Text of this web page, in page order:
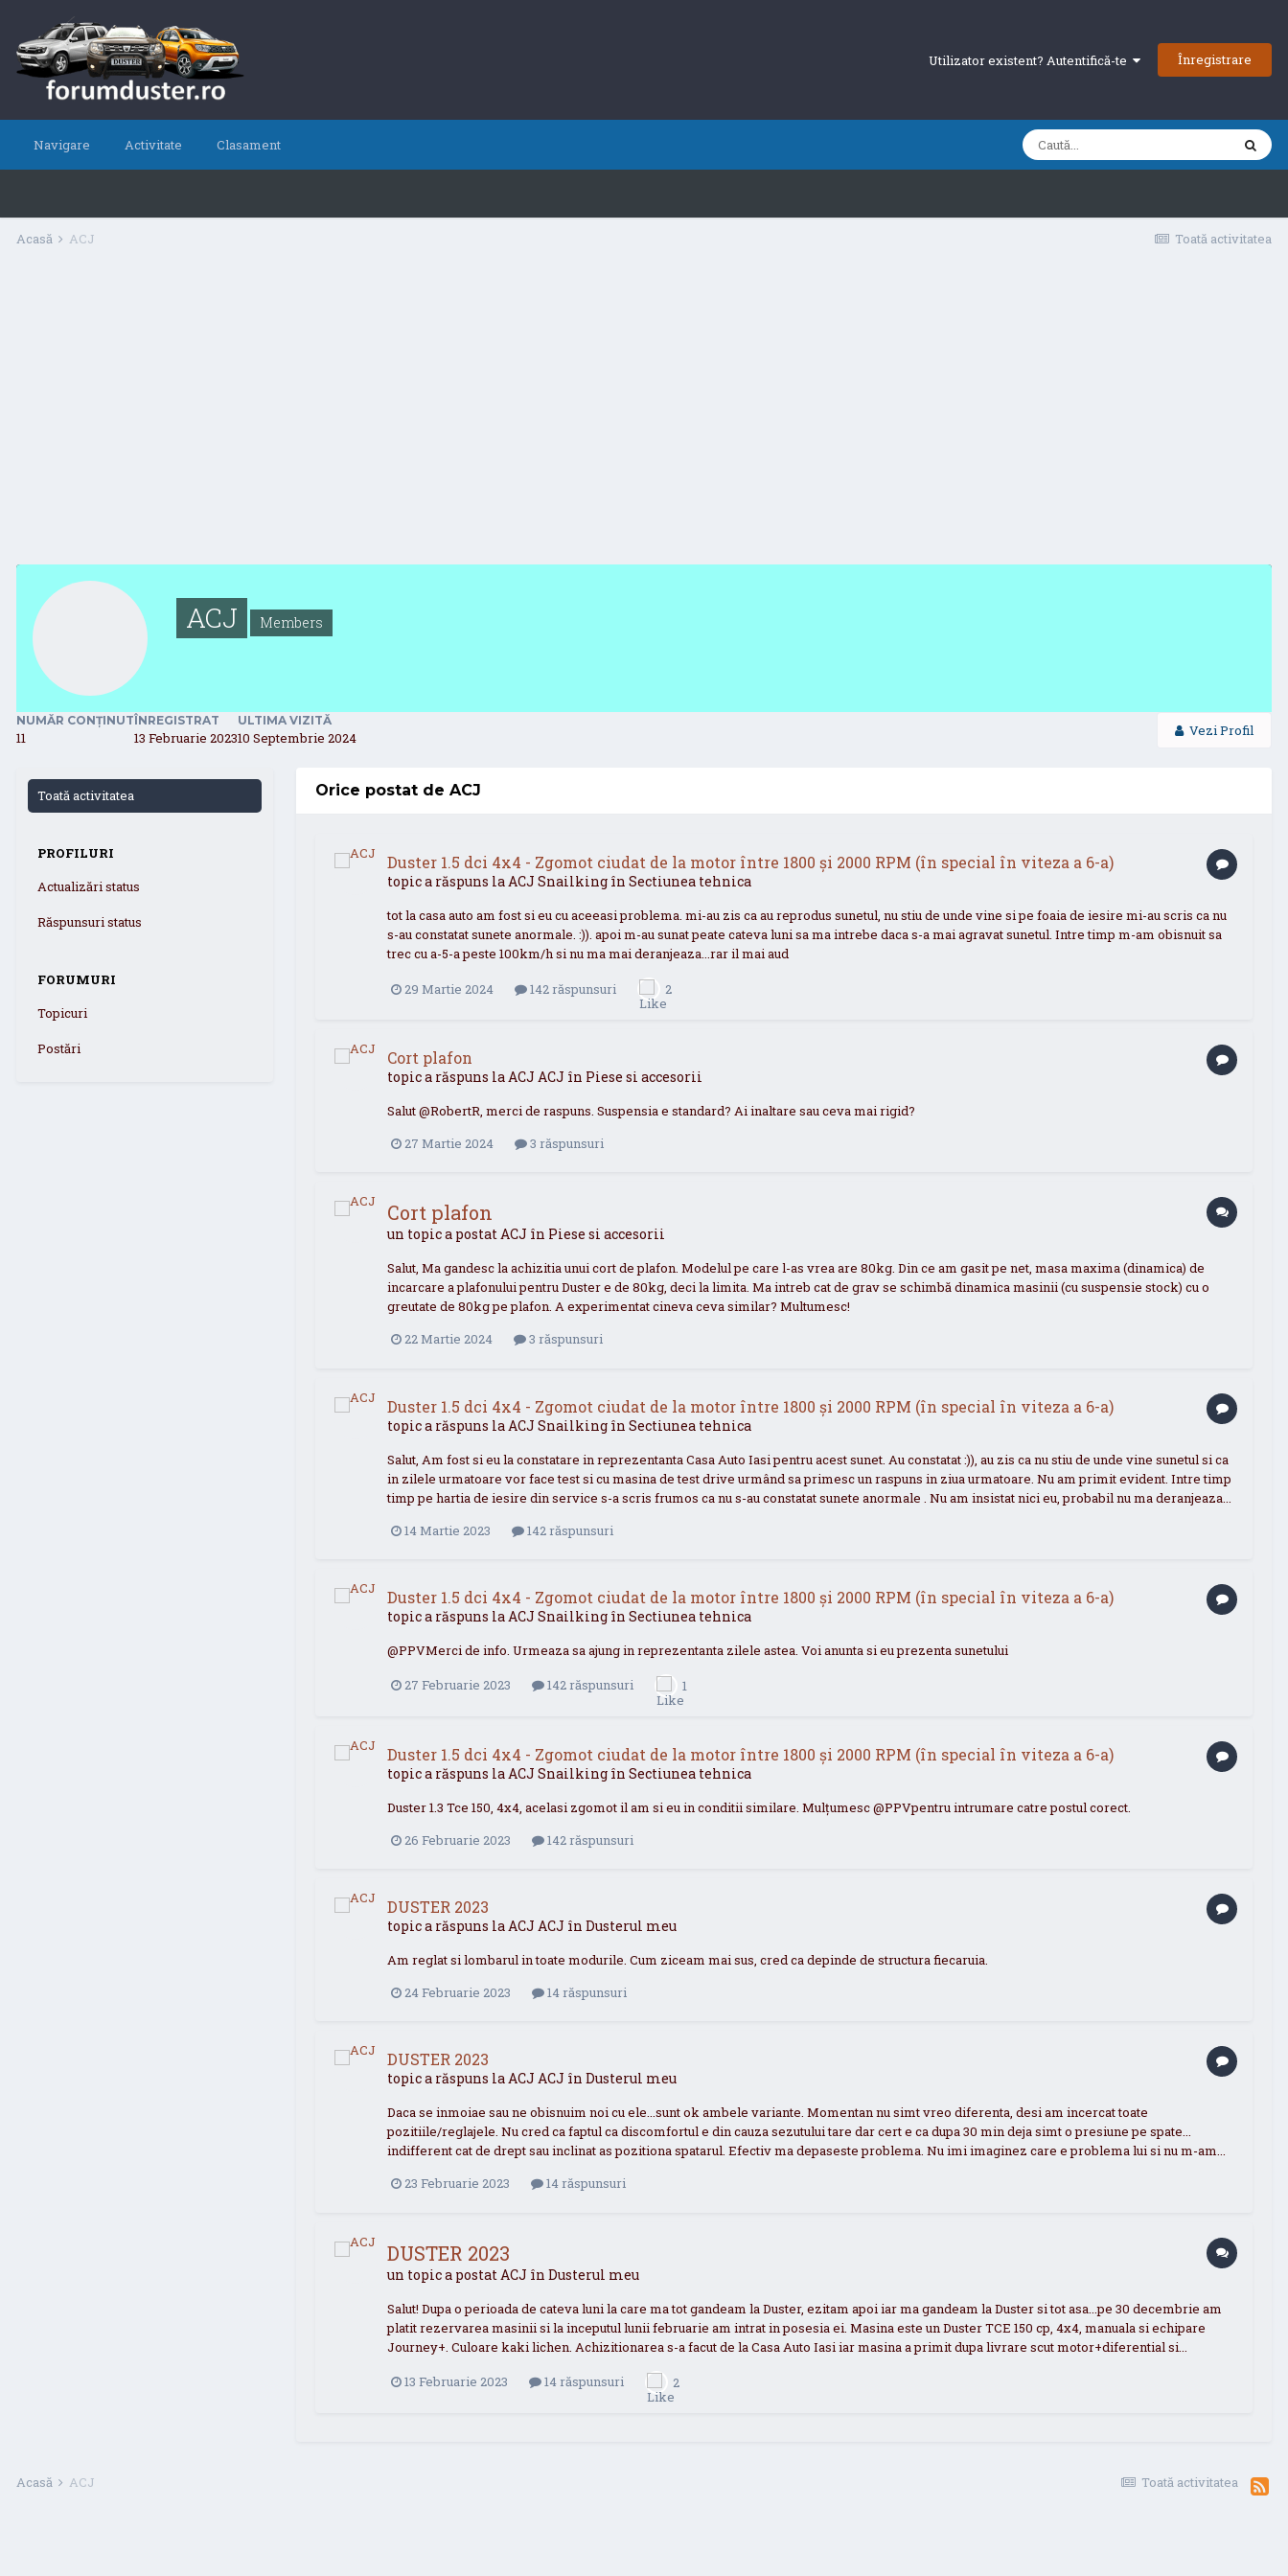
Utilizator existent? Autentifică-te Înregistrare
Navigare Activitate Clasament
Toată activitatea
Acasă ACJ
ACJ Members
Vezi Profil
NUMĂR CONȚINUT
11
ÎNREGISTRAT
13 Februarie 2023
ULTIMA VIZITĂ
10 Septembrie 2024
Toată activitatea
PROFILURI
Actualizări status
Răspunsuri status
FORUMURI
Topicuri
Postări
Orice postat de ACJ
Duster 1.5 dci 4x4 - Zgomot ciudat de la motor între 1800 și 2000 RPM (în special în viteza a 6-a)
topic a răspuns laACJ Snailking în Sectiunea tehnica
tot la casa auto am fost si eu cu aceeasi problema. mi-au zis ca au reprodus sunetul, nu stiu de unde vine si pe foaia de iesire mi-au scris ca nu
s-au constatat sunete anormale. :)). apoi m-au sunat peate cateva luni sa ma intrebe daca s-a mai agravat sunetul. Intre timp m-am obisnuit sa
trec cu a-5-a peste 100km/h si nu ma mai deranjeaza...rar il mai aud
29 Martie 2024 142 răspunsuri 2
Cort plafon
topic a răspuns laACJ ACJ în Piese si accesorii
Salut @RobertR, merci de raspuns. Suspensia e standard? Ai inaltare sau ceva mai rigid?
27 Martie 2024
3 răspunsuri
Cort plafon
un topic a postatACJ în Piese si accesorii
Salut, Ma gandesc la achizitia unui cort de plafon. Modelul pe care l-as vrea are 80kg. Din ce am gasit pe net, masa maxima (dinamica) de
incarcare a plafonului pentru Duster e de 80kg, deci la limita. Ma intreb cat de grav se schimbă dinamica masinii (cu suspensie stock) cu o
greutate de 80kg pe plafon. A experimentat cineva ceva similar? Multumesc!
22 Martie 2024
3 răspunsuri
Duster 1.5 dci 4x4 - Zgomot ciudat de la motor între 1800 și 2000 RPM (în special în viteza a 6-a)
topic a răspuns la ACJ Snailking în Sectiunea tehnica
Salut, Am fost si eu la constatare in reprezentanta Casa Auto Iasi pentru acest sunet. Au constatat :)), au zis ca nu stiu de unde vine sunetul si ca
in zilele urmatoare vor face test si cu masina de test drive urmând sa primesc un raspuns in ziua urmatoare. Nu am primit evident. Intre timp
timp pe hartia de iesire din service s-a scris frumos ca nu s-au constatat sunete anormale . Nu am insistat nici eu, probabil nu ma deranjeaza...
14 Martie 2023
142 răspunsuri
Duster 1.5 dci 4x4 - Zgomot ciudat de la motor între 1800 și 2000 RPM (în special în viteza a 6-a)
topic a răspuns la ACJ Snailking în Sectiunea tehnica
@PPVMerci de info. Urmeaza sa ajung in reprezentanta zilele astea. Voi anunta si eu prezenta sunetului
27 Februarie 2023 142 răspunsuri 1
Duster 1.5 dci 4x4 - Zgomot ciudat de la motor între 1800 și 2000 RPM (în special în viteza a 6-a)
topic a răspuns laACJ Snailking în Sectiunea tehnica
Duster 1.3 Tce 150, 4x4, acelasi zgomot il am si eu in conditii similare. Mulțumesc @PPVpentru intrumare catre postul corect.
26 Februarie 2023
142 răspunsuri
DUSTER 2023
topic a răspuns laACJ ACJ în Dusterul meu
Am reglat si lombarul in toate modurile. Cum ziceam mai sus, cred ca depinde de structura fiecaruia.
24 Februarie 2023
14 răspunsuri
DUSTER 2023
topic a răspuns laACJ ACJ în Dusterul meu
Daca se inmoiae sau ne obisnuim noi cu ele...sunt ok ambele variante. Momentan nu simt vreo diferenta, desi am incercat toate
pozitiile/reglajele. Nu cred ca faptul ca discomfortul e din cauza sezutului tare dar cert e ca dupa 30 min deja simt o presiune pe spate...
indifferent cat de drept sau inclinat as pozitiona spatarul. Efectiv ma depaseste problema. Nu imi imaginez care e problema lui si nu m-am...
23 Februarie 2023
14 răspunsuri
DUSTER 2023
un topic a postat ACJ în Dusterul meu
Salut! Dupa o perioada de cateva luni la care ma tot gandeam la Duster, ezitam apoi iar ma gandeam la Duster si tot asa...pe 30 decembrie am
platit rezervarea masinii si la inceputul lunii februarie am intrat in posesia ei. Masina este un Duster TCE 150 cp, 4x4, manuala si echipare
Journey+. Culoare kaki lichen. Achizitionarea s-a facut de la Casa Auto Iasi iar masina a primit dupa livrare scut motor+diferential si...
13 Februarie 2023 14 răspunsuri 2
Toată activitatea
Acasă ACJ